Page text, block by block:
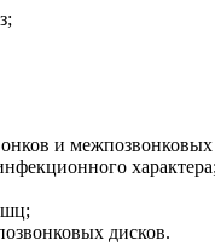
и межпозвонковых
характера;
дисков.